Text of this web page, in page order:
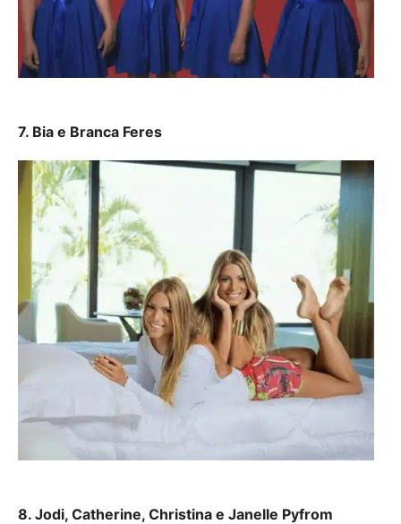
7. Bia e Branca Feres
8. Jodi, Catherine, Christina e Janelle Pyfrom